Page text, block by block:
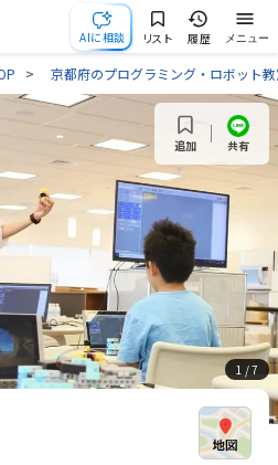
AIに相談 リスト 履歴 メニュー
京都府のプログラミング・ロボット
1 / 7
追加 共有